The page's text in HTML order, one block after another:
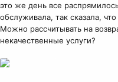
это же день все
обслуживала, так сказала,
Можно рассчитывать на
некачественные услуги?